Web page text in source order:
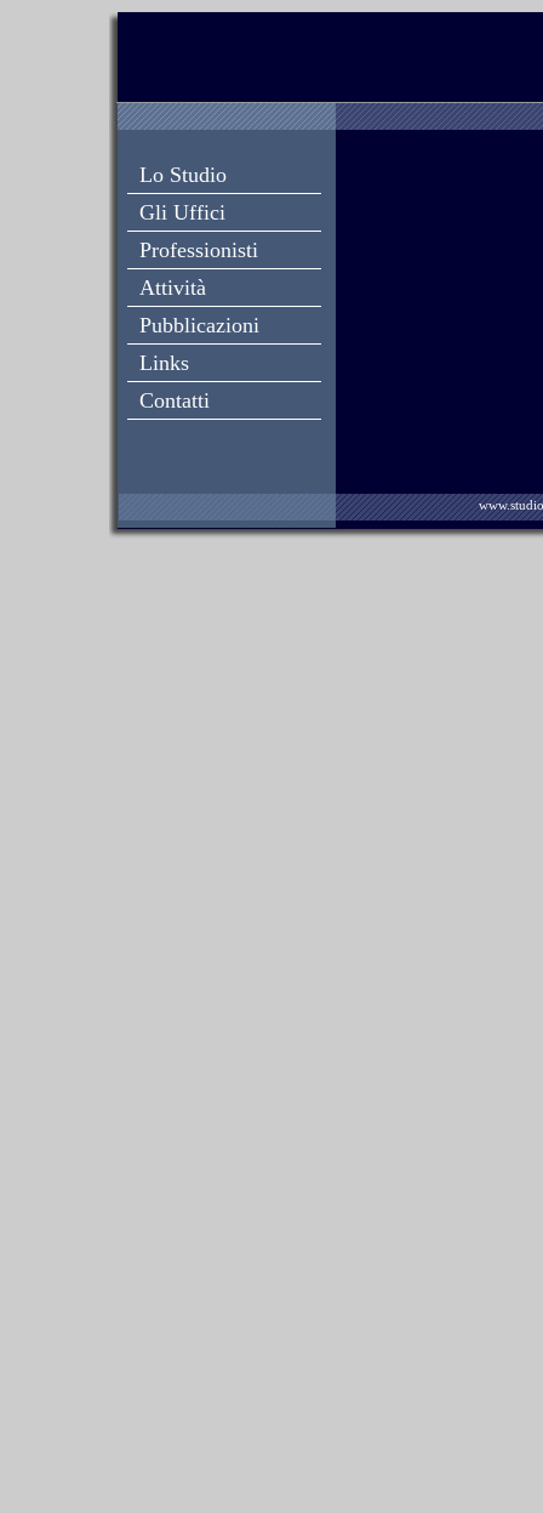
Lo Studio
Gli Uffici
Professionisti
Attività
Pubblicazioni
Links
Contatti